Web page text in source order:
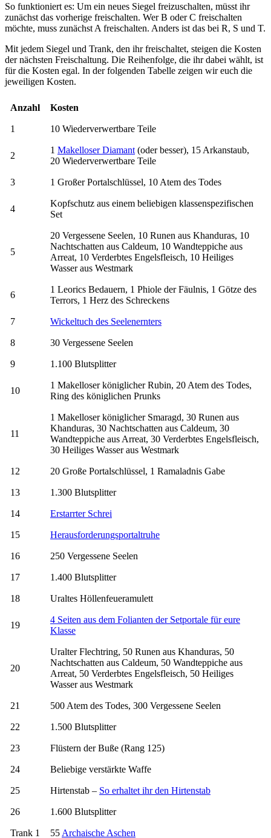
So funktioniert es: Um ein neues Siegel freizuschalten, müsst ihr
zunächst das vorherige freischalten. Wer B oder C freischalten
möchte, muss zunächst A freischalten. Anders ist das bei R, S und T.
Mit jedem Siegel und Trank, den ihr freischaltet, steigen die Kosten
der nächsten Freischaltung. Die Reihenfolge, die ihr dabei wählt, ist
für die Kosten egal. In der folgenden Tabelle zeigen wir euch die
jeweiligen Kosten.
Anzahl Kosten
1 10 Wiederverwertbare Teile
2
1 Makelloser Diamant (oder besser), 15 Arkanstaub,
20 Wiederverwertbare Teile
3 1 Großer Portalschlüssel, 10 Atem des Todes
4
Kopfschutz aus einem beliebigen klassenspezifischen
Set
5
20 Vergessene Seelen, 10 Runen aus Khanduras, 10
Nachtschatten aus Caldeum, 10 Wandteppiche aus
Arreat, 10 Verderbtes Engelsfleisch, 10 Heiliges
Wasser aus Westmark
6
1 Leorics Bedauern, 1 Phiole der Fäulnis, 1 Götze des
Terrors, 1 Herz des Schreckens
7 Wickeltuch des Seelenernters
8 30 Vergessene Seelen
9 1.100 Blutsplitter
10
1 Makelloser königlicher Rubin, 20 Atem des Todes,
Ring des königlichen Prunks
11
1 Makelloser königlicher Smaragd, 30 Runen aus
Khanduras, 30 Nachtschatten aus Caldeum, 30
Wandteppiche aus Arreat, 30 Verderbtes Engelsfleisch,
30 Heiliges Wasser aus Westmark
12 20 Große Portalschlüssel, 1 Ramaladnis Gabe
13 1.300 Blutsplitter
14 Erstarrter Schrei
15 Herausforderungsportaltruhe
16 250 Vergessene Seelen
17 1.400 Blutsplitter
18 Uraltes Höllenfeueramulett
19
4 Seiten aus dem Folianten der Setportale für eure
Klasse
20
Uralter Flechtring, 50 Runen aus Khanduras, 50
Nachtschatten aus Caldeum, 50 Wandteppiche aus
Arreat, 50 Verderbtes Engelsfleisch, 50 Heiliges
Wasser aus Westmark
21 500 Atem des Todes, 300 Vergessene Seelen
22 1.500 Blutsplitter
23 Flüstern der Buße (Rang 125)
24 Beliebige verstärkte Waffe
25 Hirtenstab – So erhaltet ihr den Hirtenstab
26 1.600 Blutsplitter
Trank 1 55 Archaische Aschen